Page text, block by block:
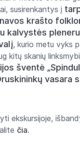
susirenkantys į
krašto
kalvystės pleneru
, kurio metu vyks
kitų skanių
šventė
vasara
ekskursijoje,
čia.